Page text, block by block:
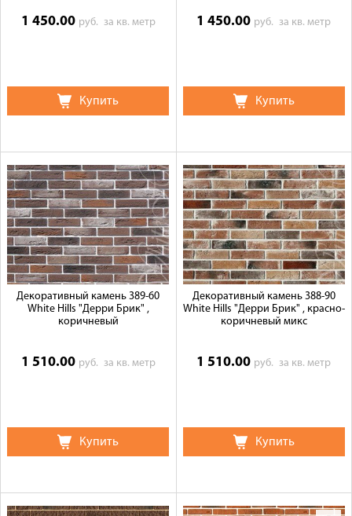
1 450.00 руб. за кв. метр
Купить
1 450.00 руб.за кв. метр
Купить
Декоративный камень 389-60
White Hills "Дерри Брик" ,
коричневый
1 510.00 руб. за кв. метр
Купить
Декоративный камень 388-90
White Hills "Дерри Брик" , красно-
коричневый микс
1 510.00 руб.за кв. метр
Купить